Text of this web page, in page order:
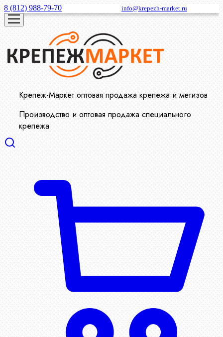
8 (812) 988-79-70 info@krepezh-market.ru
Крепеж-Маркет оптовая продажа крепежа и метизов
Производство и оптовая продажа специального
крепежа